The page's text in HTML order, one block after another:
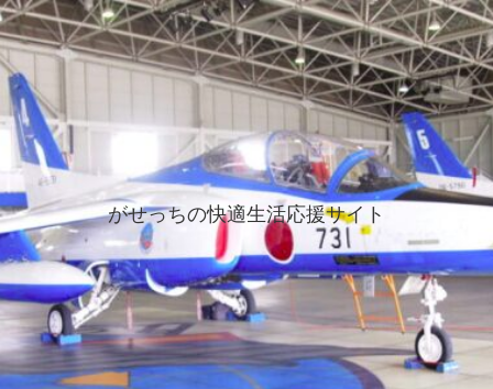
がせっちの快適生活応援サイト